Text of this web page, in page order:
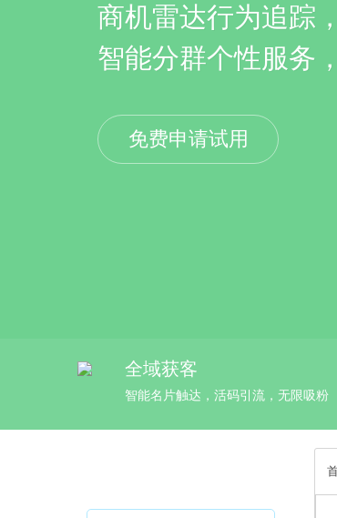
商机雷达行为追踪
智能分群个性服务
免费申请试用
全域获客
智能名片触达，活码引流，无限吸粉